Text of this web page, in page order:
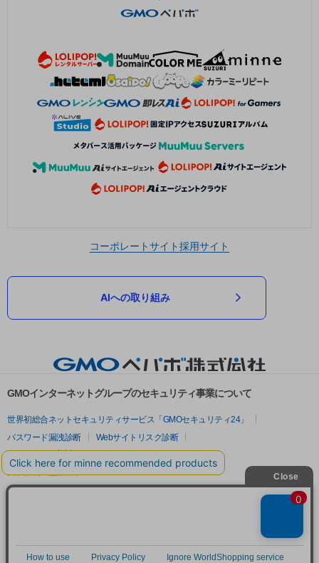
コーポレートサイト採用サイト
AIへの取り組み
GMOインターネットグループのセキュリティ事業について
世界初総合ネットセキュリティサービス「GMOセキュリティ24」
パスワード漏洩診断
Webサイトリスク診断
セキュリティ相談AIチャットボット
実在証明・盗聴対策
サイバー攻撃対策（GMOサイバーセキュリティ byイエラエ）